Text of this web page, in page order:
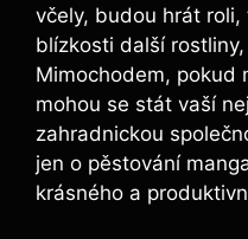
včely, budou hrát
blízkosti další
Mimochodem, pokud
mohou se stát vaší
zahradnickou
jen o pěstování
krásného a